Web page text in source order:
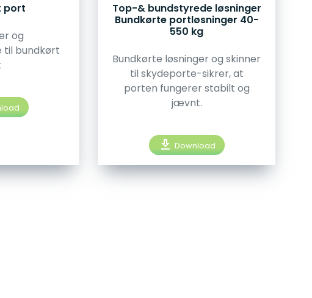
port
og
til bundkørt
Top-& bundstyrede løsninger
Bundkørte portløsninger 40-
550 kg
Bundkørte løsninger og skinner
til skydeporte-sikrer, at
porten fungerer stabilt og
jævnt.
download Download